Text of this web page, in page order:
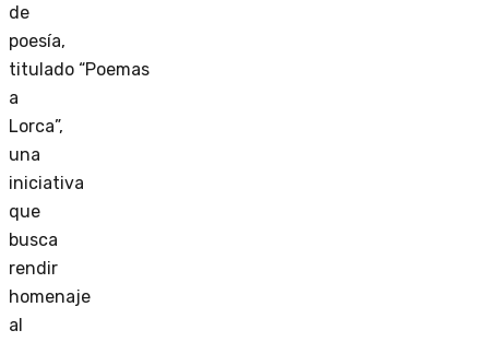
de
poesía,
titulado “Poemas
a
Lorca”,
una
iniciativa
que
busca
rendir
homenaje
al